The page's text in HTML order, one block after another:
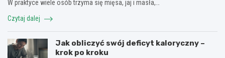
W praktyce wiele osób trzyma się mięsa, jaj i masła,…
Czytaj dalej
Jak obliczyć swój deficyt kaloryczny –
krok po kroku